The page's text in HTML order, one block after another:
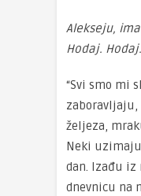
Alekseju,
Hodaj. Hodaj.
“Svi smo mi
zaboravljaju,
željeza,
Neki
dan. Izađu iz
dnevnicu na